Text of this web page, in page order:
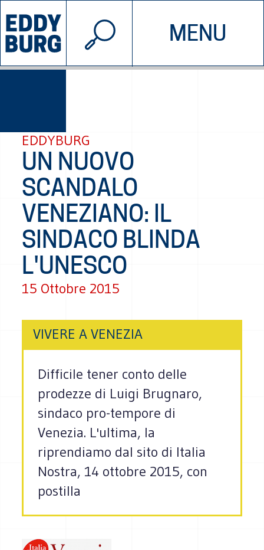
MENU
INIZIATIVE CHI SIAMO
© 2026 EDDYBURG
EDDYBURG
UN NUOVO
SCANDALO
VENEZIANO: IL
SINDACO BLINDA
L'UNESCO
15 Ottobre 2015
VIVERE A VENEZIA
Difficile tener conto delle
prodezze di Luigi Brugnaro,
sindaco pro-tempore di
Venezia. L'ultima, la
riprendiamo dal sito di Italia
Nostra, 14 ottobre 2015, con
postilla